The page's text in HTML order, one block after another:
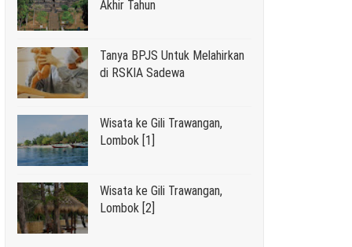
Akhir Tahun
Tanya BPJS Untuk Melahirkan
di RSKIA Sadewa
Wisata ke Gili Trawangan,
Lombok [1]
Wisata ke Gili Trawangan,
Lombok [2]